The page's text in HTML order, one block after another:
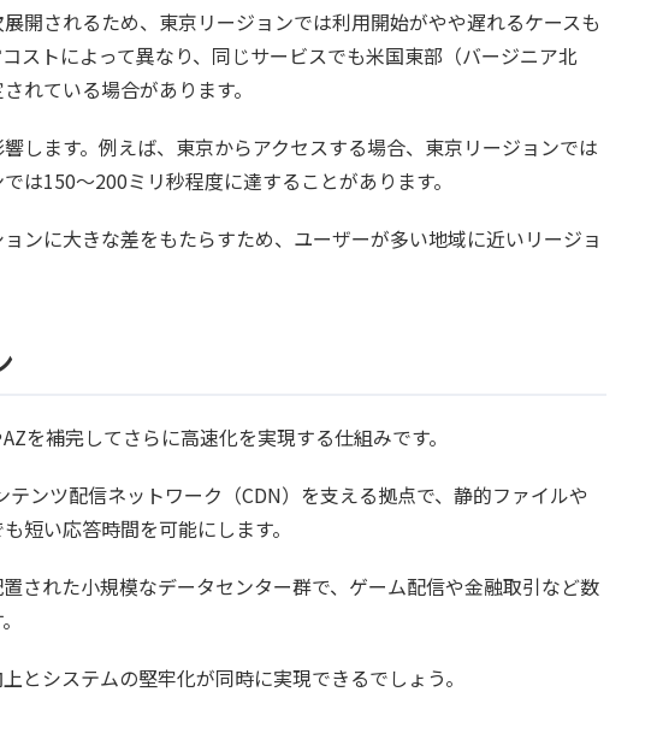
開されるため、東京リージョンでは利用開始がやや遅れるケースも
ストによって異なり、同じサービスでも米国東部（バージニア北
れている場合があります。
します。例えば、東京からアクセスする場合、東京リージョンでは
は150〜200ミリ秒程度に達することがあります。
ンに大きな差をもたらすため、ユーザーが多い地域に近いリージョ
を補完してさらに高速化を実現する仕組みです。
ンツ配信ネットワーク（CDN）を支える拠点で、静的ファイルや
短い応答時間を可能にします。
された小規模なデータセンター群で、ゲーム配信や金融取引など数
とシステムの堅牢化が同時に実現できるでしょう。